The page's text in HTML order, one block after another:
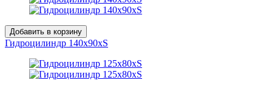
Добавить в корзину
Гидроцилиндр 140х90хS